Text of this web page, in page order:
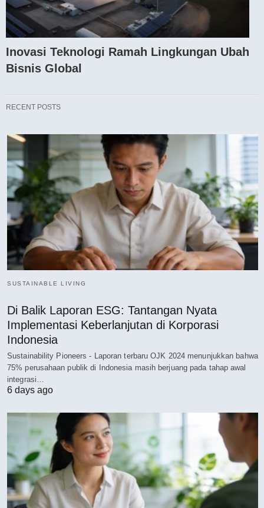
Inovasi Teknologi Ramah Lingkungan Ubah
Bisnis Global
RECENT POSTS
SUSTAINABLE LIVING
Di Balik Laporan ESG: Tantangan Nyata
Implementasi Keberlanjutan di Korporasi
Indonesia
Sustainability Pioneers - Laporan terbaru OJK 2024 menunjukkan bahwa
75% perusahaan publik di Indonesia masih berjuang pada tahap awal
integrasi…
6 days ago